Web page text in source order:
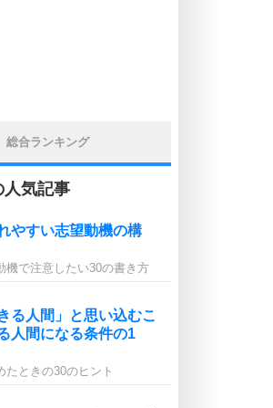
総合ランキング
人気記事
やすい志望動機の構
機で注意したい30の書き方
る人間」と思い込むこ
人間になる条件の1
たときの30のヒント